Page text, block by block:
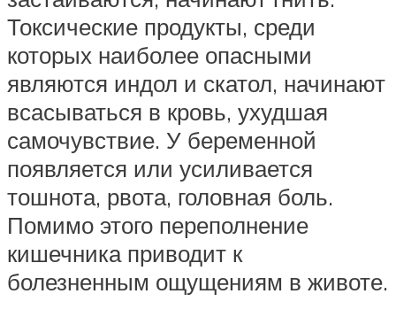
Токсические продукты, среди
которых наиболее опасными
являются индол и скатол, начинают
всасываться в кровь, ухудшая
самочувствие. У беременной
появляется или усиливается
тошнота, рвота, головная боль.
Помимо этого переполнение
кишечника приводит к
болезненным ощущениям в животе.